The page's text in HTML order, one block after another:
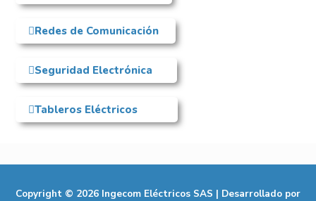
Redes de Comunicación
Seguridad Electrónica
Tableros Eléctricos
Copyright © 2026 Ingecom Eléctricos SAS | Desarrollado por